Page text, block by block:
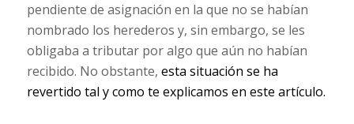
pendiente de asignación en la que no se habían
nombrado los herederos y, sin embargo, se les
obligaba a tributar por algo que aún no habían
recibido. No obstante, esta situación se ha
revertido tal y como te explicamos en este artículo.